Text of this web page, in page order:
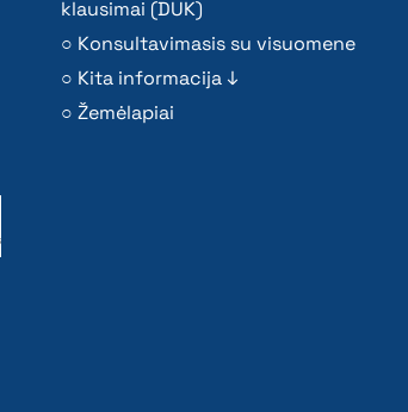
klausimai (DUK)
Konsultavimasis su visuomene
Kita informacija ↓
Žemėlapiai